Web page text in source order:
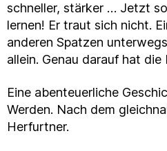
schneller, stärker … Jetzt
lernen! Er traut sich nicht.
anderen Spatzen
allein. Genau darauf hat
Eine abenteuerliche
Werden. Nach dem
Herfurtner.